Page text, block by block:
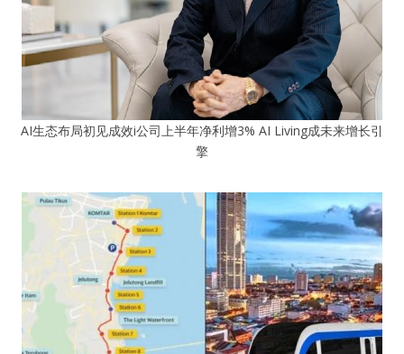
AI生态布局初见成效i公司上半年净利增3% AI Living成未来增长引
擎